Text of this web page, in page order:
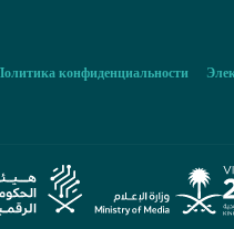
конфиденциальности